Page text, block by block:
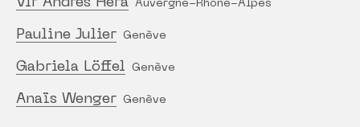
Vir Andres Hera Auvergne-Rhône-Alpes
Pauline Julier Genève
Gabriela Löffel Genève
Anaïs Wenger Genève